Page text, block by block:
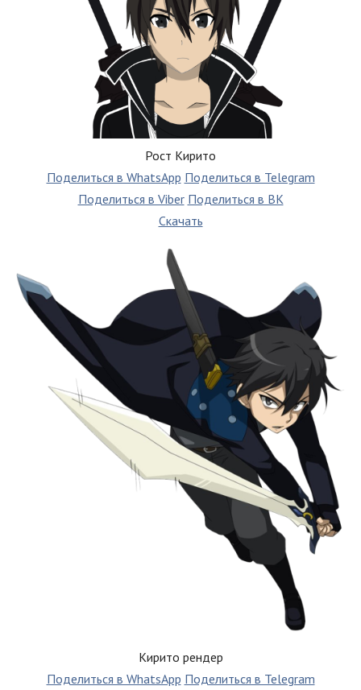
Рост Кирито
Поделиться в WhatsApp Поделиться в Telegram
Поделиться в Viber Поделиться в ВК
Скачать
Кирито рендер
Поделиться в WhatsApp Поделиться в Telegram